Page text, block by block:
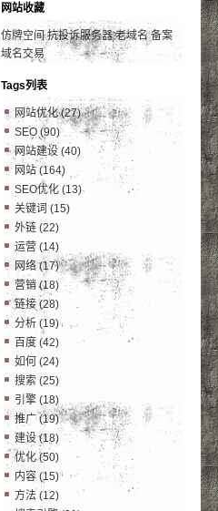
网站收藏
仿牌空间 抗投诉服务器 老域名 备案
域名交易
Tags列表
网站优化(27)
SEO(90)
网站建设 (40)
网站(164)
SEO优化 (13)
关键词 (15)
外链 (22)
运营 (14)
网络(17)
营销(18)
链接 (28)
分析 (19)
百度(42)
如何 (24)
搜索 (25)
引擎 (18)
推广(19)
建设(18)
优化(50)
内容 (15)
方法 (12)